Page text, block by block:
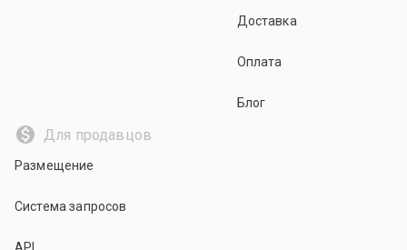
Доставка
Оплата
Блог
Для продавцов
Размещение
Система запросов